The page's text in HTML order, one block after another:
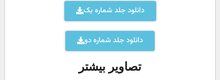
دانلود جلد شماره یک
دانلود جلد شماره دو
تصاویر بیشتر